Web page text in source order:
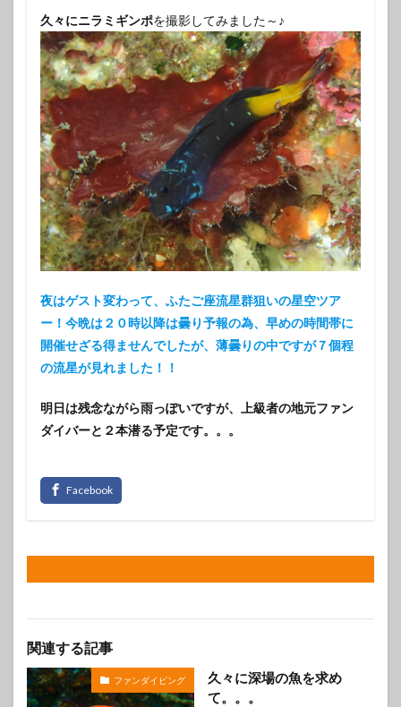
久々にニラミギンポを撮影してみました～♪
夜はゲスト変わって、ふたご座流星群狙いの星空ツア
ー！今晩は２０時以降は曇り予報の為、早めの時間帯に
開催せざる得ませんでしたが、薄曇りの中ですが７個程
の流星が見れました！！
明日は残念ながら雨っぽいですが、上級者の地元ファン
ダイバーと２本潜る予定です。。。
関連する記事
ファンダイビング
久々に深場の魚を求め
て。。。